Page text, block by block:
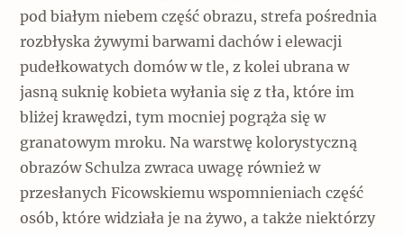
pod białym niebem część obrazu, strefa pośrednia
rozbłyska żywymi barwami dachów i elewacji
pudełkowatych domów w tle, z kolei ubrana w
jasną suknię kobieta wyłania się z tła, które im
bliżej krawędzi, tym mocniej pogrąża się w
granatowym mroku. Na warstwę kolorystyczną
obrazów Schulza zwraca uwagę również w
przesłanych Ficowskiemu wspomnieniach część
osób, które widziała je na żywo, a także niektórzy